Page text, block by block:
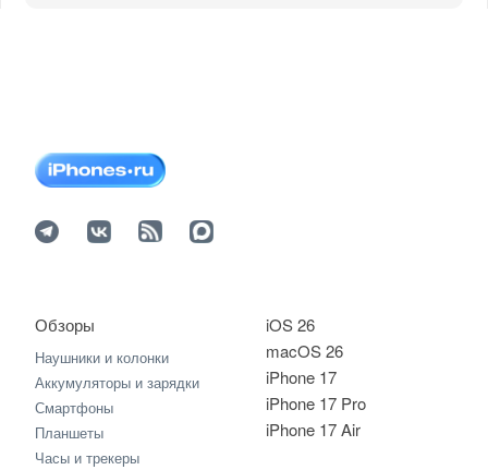
iOS 26
macOS 26
iPhone 17
iPhone 17 Pro
iPhone 17 Air
Обзоры
Наушники и колонки
Аккумуляторы и зарядки
Смартфоны
Планшеты
Часы и трекеры